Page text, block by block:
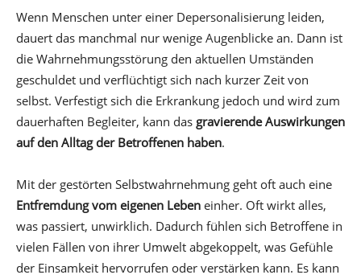
Wenn Menschen unter einer Depersonalisierung leiden,
dauert das manchmal nur wenige Augenblicke an. Dann ist
die Wahrnehmungsstörung den aktuellen Umständen
geschuldet und verflüchtigt sich nach kurzer Zeit von
selbst. Verfestigt sich die Erkrankung jedoch und wird zum
dauerhaften Begleiter, kann das gravierende Auswirkungen
auf den Alltag der Betroffenen haben.
Mit der gestörten Selbstwahrnehmung geht oft auch eine
Entfremdung vom eigenen Leben einher. Oft wirkt alles,
was passiert, unwirklich. Dadurch fühlen sich Betroffene in
vielen Fällen von ihrer Umwelt abgekoppelt, was Gefühle
der Einsamkeit hervorrufen oder verstärken kann. Es kann